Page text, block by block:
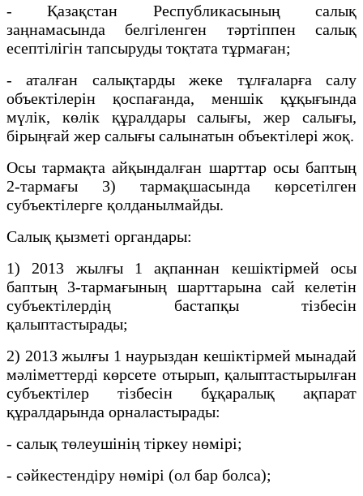
- Қазақстан Республикасының салық
заңнамасында белгіленген тәртіппен салық
есептілігiн тапсыруды тоқтата тұрмаған;
- аталған салықтарды жеке тұлғаларға салу
объектiлерiн қоспағанда, меншiк құқығында
мүлік, көлік құралдары салығы, жер салығы,
бірыңғай жер салығы салынатын объектiлерi жоқ.
Осы тармақта айқындалған шарттар осы баптың
2-тармағы 3) тармақшасында көрсетілген
субъектілерге қолданылмайды.
Салық қызметі органдары:
1) 2013 жылғы 1 ақпаннан кешіктірмей осы
баптың 3-тармағының шарттарына сай келетін
субъектілердің бастапқы тiзбесiн
қалыптастырады;
2) 2013 жылғы 1 наурыздан кешіктірмей мынадай
мәліметтерді көрсете отырып, қалыптастырылған
субъектілер тiзбесін бұқаралық ақпарат
құралдарында орналастырады:
- салық төлеушiнiң тiркеу нөмiрi;
- сәйкестендiру нөмiрi (ол бар болса);